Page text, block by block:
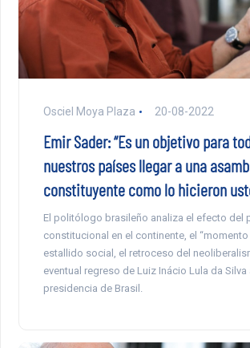
Osciel Moya Plaza 20-08-2022
Emir Sader: “Es un objetivo para
nuestros países llegar a una
constituyente como lo hicieron
El politólogo brasileño analiza el efecto del
constitucional en el continente, el “momento
estallido social, el retroceso del
eventual regreso de Luiz Inácio Lula da Silva
presidencia de Brasil.